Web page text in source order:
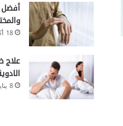
18 أكتوبر 2023
علاج
8 يناير 2023